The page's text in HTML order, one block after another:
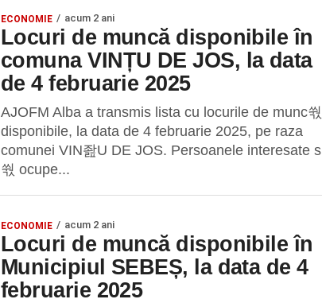
ECONOMIE acum 2 ani
Locuri de muncă disponibile în
comuna VINȚU DE JOS, la data
de 4 februarie 2025
AJOFM Alba a transmis lista cu locurile de munc쒃
disponibile, la data de 4 februarie 2025, pe raza
comunei VIN좚U DE JOS. Persoanele interesate s
쒃 ocupe...
ECONOMIE acum 2 ani
Locuri de muncă disponibile în
Municipiul SEBEȘ, la data de 4
februarie 2025